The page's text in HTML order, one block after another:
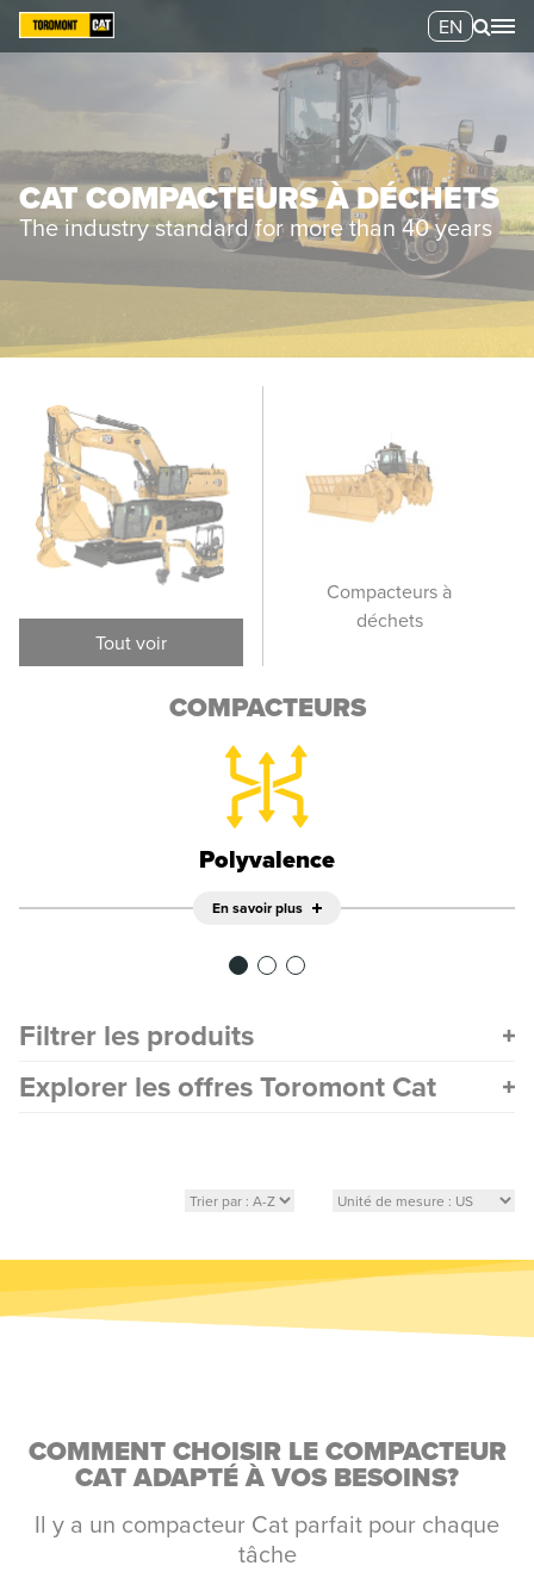
EN
CAT COMPACTEURS À DÉCHETS
The industry standard for more than 40 years
Tout voir
Compacteurs de sol
vibrants
Compacteurs à
déchets
COMPACTEURS
Polyvalence
En savoir plus
Filtrer les produits
Explorer les offres Toromont Cat
COMMENT CHOISIR LE COMPACTEUR
CAT ADAPTÉ À VOS BESOINS?
Il y a un compacteur Cat parfait pour chaque
tâche